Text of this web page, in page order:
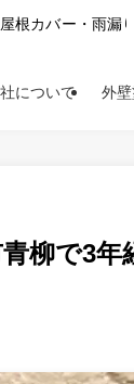
根カバー・⾬漏
について 外
柳で3年